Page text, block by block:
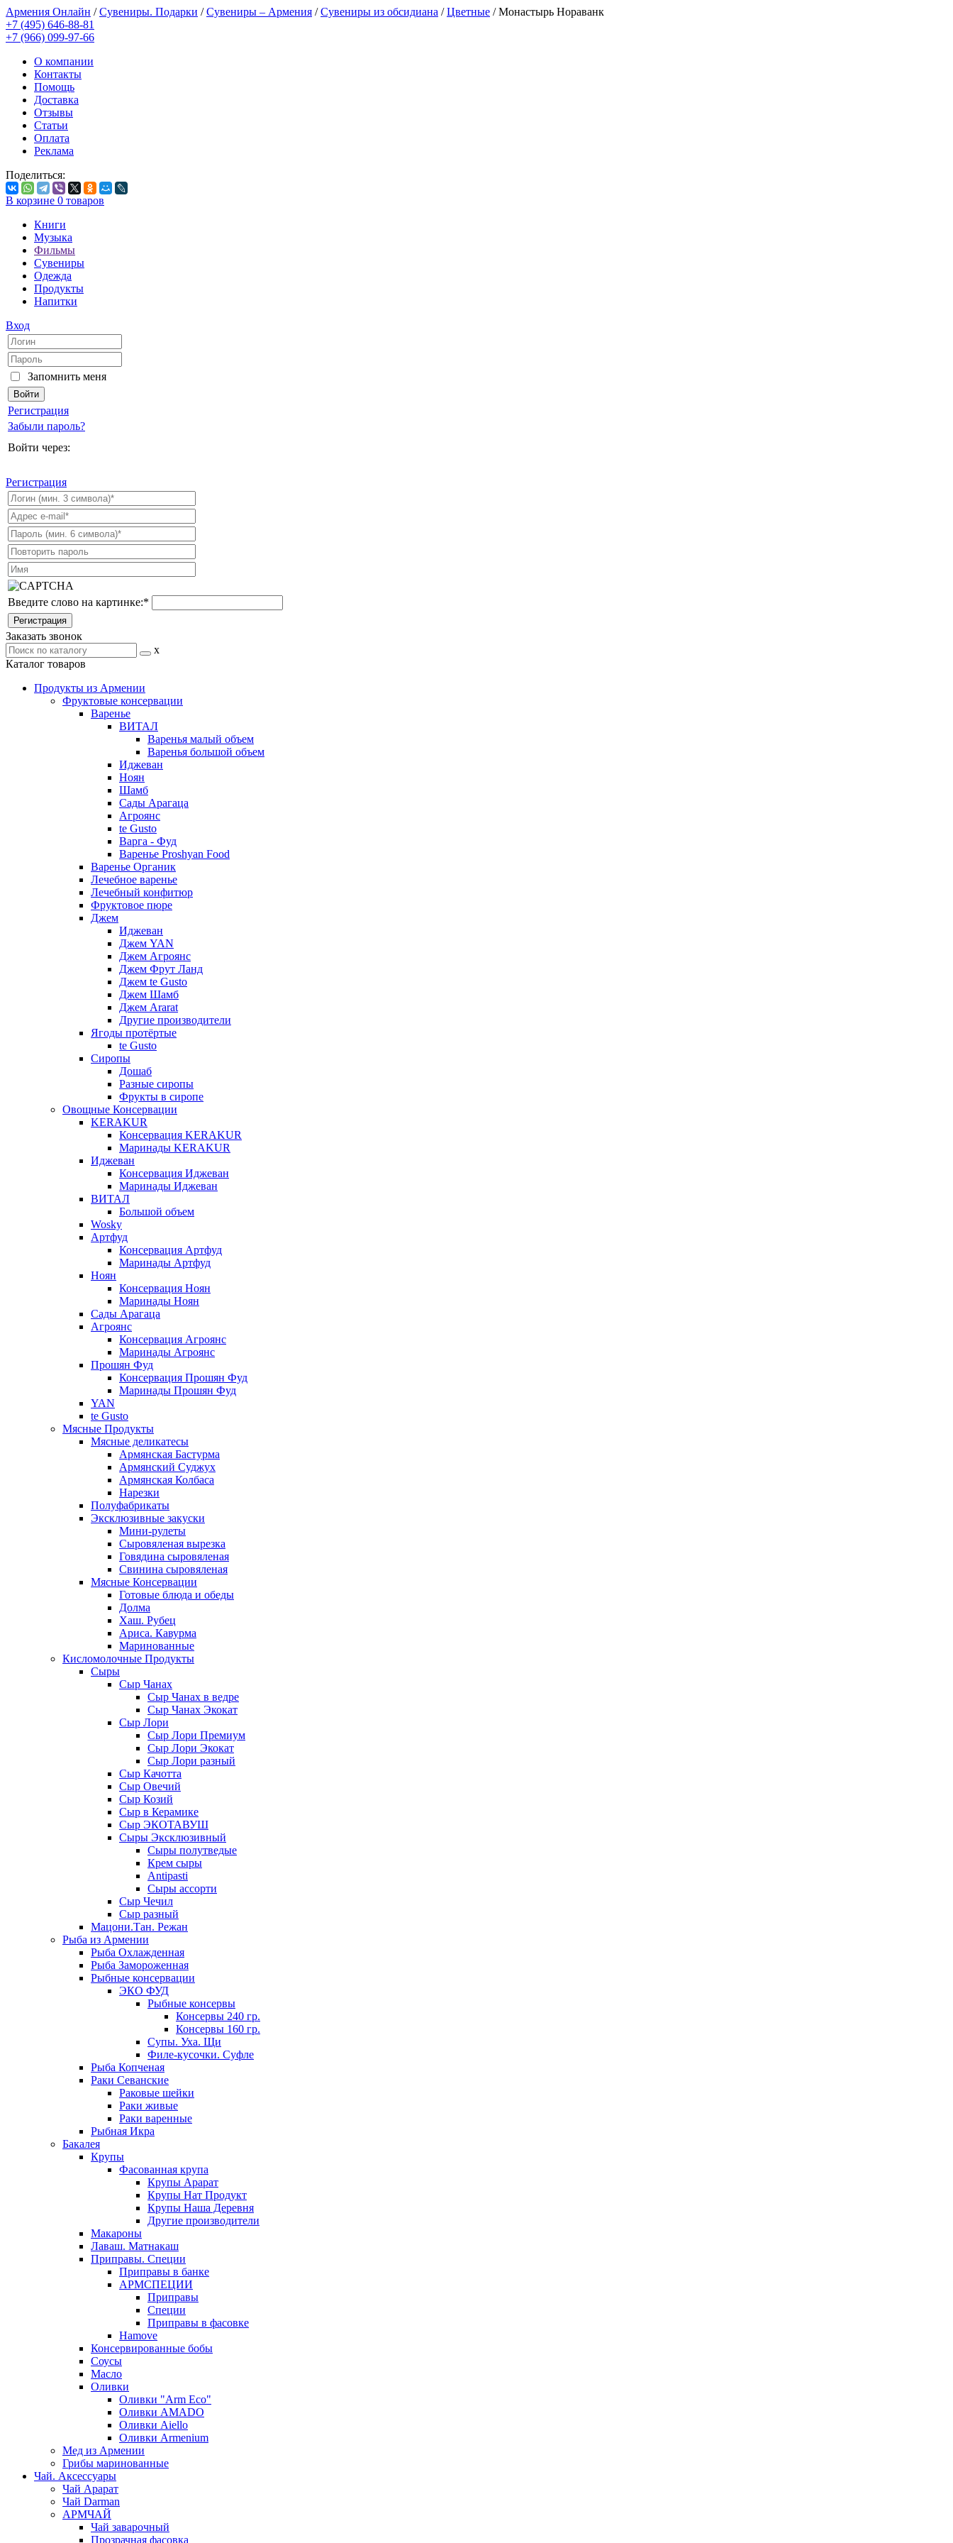
Армения Онлайн /Сувениры. Подарки /Сувениры – Армения /Сувениры из обсидиана /Цветные /Монастырь Нораванк
+7 (495) 646-88-81
+7 (966) 099-97-66
О компании
Контакты
Помощь
Доставка
Отзывы
Статьи
Оплата
Реклама
Поделиться:
В корзине 0 товаров
Книги
Музыка
Фильмы
Сувениры
Одежда
Продукты
Напитки
Вход
Запомнить меня
Регистрация
Забыли пароль?
Войти через:
Регистрация
Введите слово на картинке:*
Заказать звонок
x
Каталог товаров
Продукты из Армении
Фруктовые консервации
Варенье
ВИТАЛ
Варенья малый объем
Варенья большой объем
Иджеван
Ноян
Шамб
Сады Арагаца
Агроянс
te Gusto
Варга - Фуд
Варенье Proshyan Food
Варенье Органик
Лечебное варенье
Лечебный конфитюр
Фруктовое пюре
Джем
Иджеван
Джем YAN
Джем Агроянс
Джем Фрут Ланд
Джем te Gusto
Джем Шамб
Джем Ararat
Другие производители
Ягоды протёртые
te Gusto
Сиропы
Дошаб
Разные сиропы
Фрукты в сиропе
Овощные Консервации
KERAKUR
Консервация KERAKUR
Маринады KERAKUR
Иджеван
Консервация Иджеван
Маринады Иджеван
ВИТАЛ
Большой объем
Wosky
Артфуд
Консервация Артфуд
Маринады Артфуд
Ноян
Консервация Ноян
Маринады Ноян
Сады Арагаца
Агроянс
Консервация Агроянс
Маринады Агроянс
Прошян Фуд
Консервация Прошян Фуд
Маринады Прошян Фуд
YAN
te Gusto
Мясные Продукты
Мясные деликатесы
Армянская Бастурма
Армянский Суджух
Армянская Колбаса
Нарезки
Полуфабрикаты
Эксклюзивные закуски
Мини-рулеты
Сыровяленая вырезка
Говядина сыровяленая
Свинина сыровяленая
Мясные Консервации
Готовые блюда и обеды
Долма
Хаш. Рубец
Ариса. Кавурма
Маринованные
Кисломолочные Продукты
Сыры
Сыр Чанах
Сыр Чанах в ведре
Сыр Чанах Экокат
Сыр Лори
Сыр Лори Премиум
Сыр Лори Экокат
Сыр Лори разный
Сыр Качотта
Сыр Овечий
Сыр Козий
Сыр в Керамике
Сыр ЭКОТАВУШ
Сыры Эксклюзивный
Сыры полутведые
Крем сыры
Antipasti
Сыры ассорти
Сыр Чечил
Сыр разный
Мацони.Тан. Режан
Рыба из Армении
Рыба Охлажденная
Рыба Замороженная
Рыбные консервации
ЭКО ФУД
Рыбные консервы
Консервы 240 гр.
Консервы 160 гр.
Супы. Уха. Щи
Филе-кусочки. Суфле
Рыба Копченая
Раки Севанские
Раковые шейки
Раки живые
Раки варенные
Рыбная Икра
Бакалея
Крупы
Фасованная крупа
Крупы Арарат
Крупы Нат Продукт
Крупы Наша Деревня
Другие производители
Макароны
Лаваш. Матнакаш
Приправы. Специи
Приправы в банке
АРМСПЕЦИИ
Приправы
Специи
Приправы в фасовке
Hamove
Консервированные бобы
Соусы
Масло
Оливки
Оливки "Arm Eco"
Оливки AMADO
Оливки Aiello
Оливки Armenium
Мед из Армении
Грибы маринованные
Чай. Аксессуары
Чай Арарат
Чай Darman
АРМЧАЙ
Чай заварочный
Прозрачная фасовка